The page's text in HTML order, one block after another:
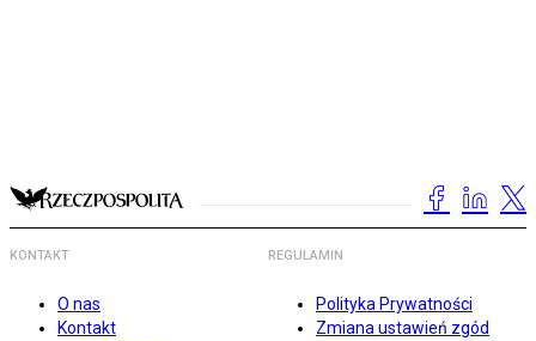
KONTAKT
O nas
Kontakt
REGULAMIN
Polityka Prywatności
Zmiana ustawień zgód